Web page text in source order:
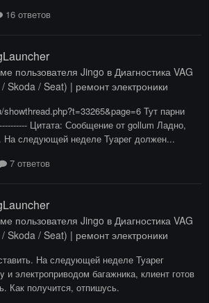
16 ответов
пользователя Jingo в Диагностика VAG
Skoda / Seat) | ремонт электроники
Тут парни
Цитата: Сообщение от gollum Ладно,
На следующей неделе Туарег должен...
7 ответов
пользователя Jingo в Диагностика VAG
Skoda / Seat) | ремонт электроники
На следующей неделе Туарег
и электроприводом багажника, клиент готов
Как получится, отпишусь.